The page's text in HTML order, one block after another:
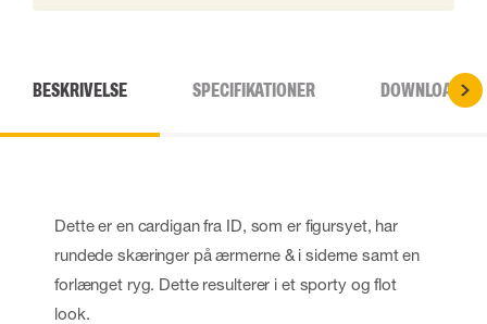
BESKRIVELSE SPECIFIKATIONER DOWNLOADS
Dette er en cardigan fra ID, som er figursyet, har
rundede skæringer på ærmerne & i siderne samt en
forlænget ryg. Dette resulterer i et sporty og flot
look.